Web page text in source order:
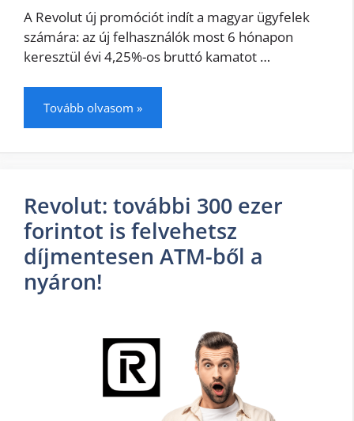
A Revolut új promóciót indít a magyar ügyfelek
számára: az új felhasználók most 6 hónapon
keresztül évi 4,25%-os bruttó kamatot …
Tovább olvasom »
Revolut: további 300 ezer
forintot is felvehetsz
díjmentesen ATM-ből a
nyáron!